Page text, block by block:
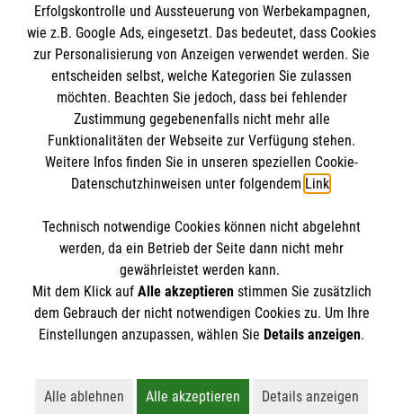
Newsletter abonnieren
Cookies verwalten|AGB|Impressum|Datenschutz
Barrierefreiheit |Kontakt| Sharepoint|Mediathek
Erfolgskontrolle und Aussteuerung von Werbekampagnen,
wie z.B. Google Ads, eingesetzt. Das bedeutet, dass Cookies
zur Personalisierung von Anzeigen verwendet werden. Sie
entscheiden selbst, welche Kategorien Sie zulassen
möchten. Beachten Sie jedoch, dass bei fehlender
Zustimmung gegebenenfalls nicht mehr alle
Funktionalitäten der Webseite zur Verfügung stehen.
Weitere Infos finden Sie in unseren speziellen Cookie-
Datenschutzhinweisen unter folgendem Link.
Technisch notwendige Cookies können nicht abgelehnt
werden, da ein Betrieb der Seite dann nicht mehr
gewährleistet werden kann.
Mit dem Klick auf Alle akzeptierenstimmen Sie zusätzlich
dem Gebrauch der nicht notwendigen Cookies zu. Um Ihre
Einstellungen anzupassen, wählen Sie Details anzeigen.
Alle ablehnen
Alle akzeptieren
Details anzeigen